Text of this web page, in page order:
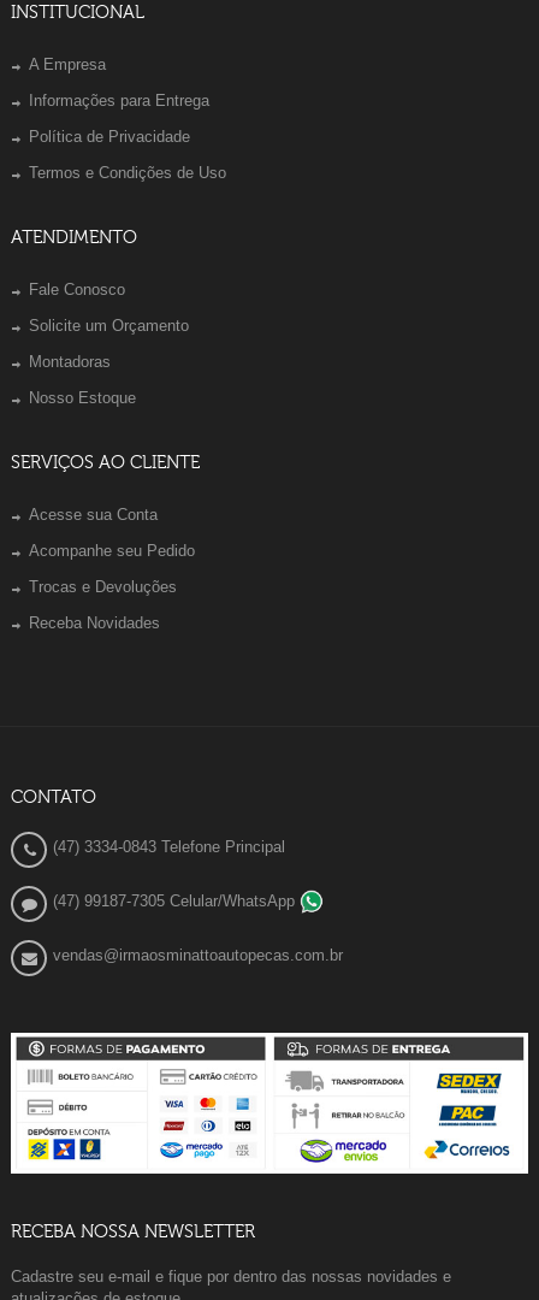
INSTITUCIONAL
A Empresa
Informações para Entrega
Política de Privacidade
Termos e Condições de Uso
ATENDIMENTO
Fale Conosco
Solicite um Orçamento
Montadoras
Nosso Estoque
SERVIÇOS AO CLIENTE
Acesse sua Conta
Acompanhe seu Pedido
Trocas e Devoluções
Receba Novidades
CONTATO
(47) 3334-0843 Telefone Principal
(47) 99187-7305 Celular/WhatsApp
vendas@irmaosminattoautopecas.com.br
RECEBA NOSSA NEWSLETTER
Cadastre seu e-mail e fique por dentro das nossas novidades e